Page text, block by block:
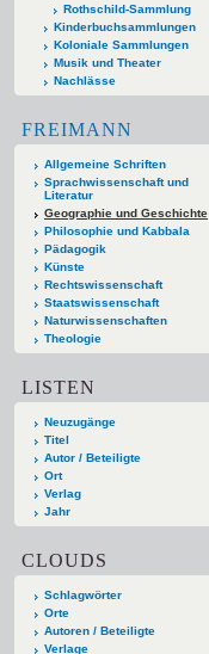
Rothschild-Sammlung
Kinderbuchsammlungen
Koloniale Sammlungen
Musik und Theater
Nachlässe
FREIMANN
Allgemeine Schriften
Sprachwissenschaft und
Literatur
Geographie und Geschichte
Philosophie und Kabbala
Pädagogik
Künste
Rechtswissenschaft
Staatswissenschaft
Naturwissenschaften
Theologie
LISTEN
Neuzugänge
Titel
Autor / Beteiligte
Ort
Verlag
Jahr
CLOUDS
Schlagwörter
Orte
Autoren / Beteiligte
Verlage